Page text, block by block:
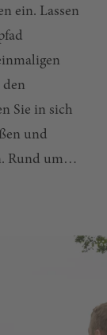
ein. Lassen
Sie in sich
und
Rund um
"Resl
St.
ein